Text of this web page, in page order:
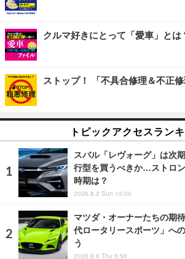
クルマ好きにとって「愛車」とは
ストップ！ 「不具合修理＆不正
トピックアクセスラン
スバル「レヴォーグ」は次
行型を買うべきか…ストロ
時期は？
2026.8.2 Sun 15:00
マツダ・オーナーたちの期
代ロータリースポーツ」へ
う
2026.8.6 Thu 5:56